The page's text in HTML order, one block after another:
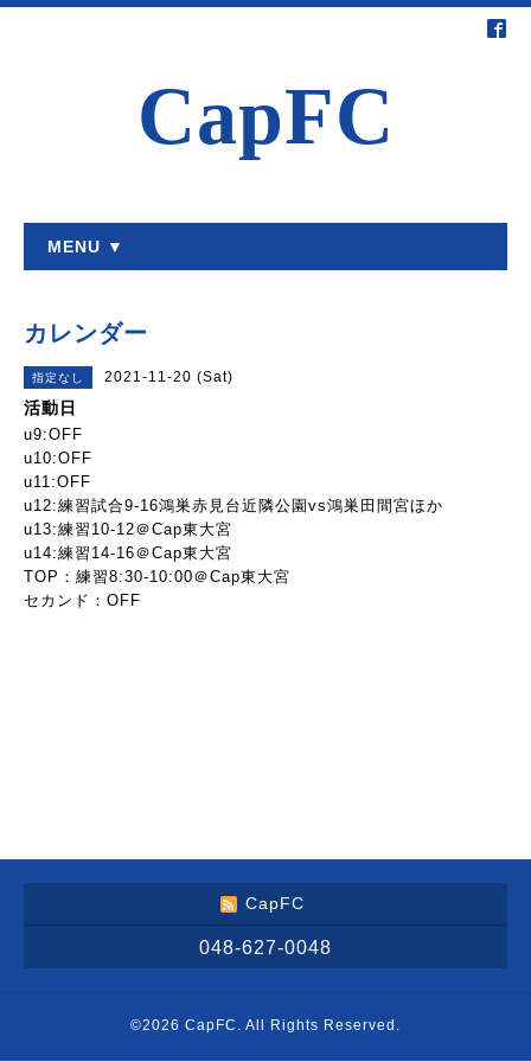
CapFC
MENU ▼
カレンダー
指定なし 2021-11-20 (Sat)
活動日
u9:OFF
u10:OFF
u11:OFF
u12:練習試合9-16鴻巣赤見台近隣公園vs鴻巣田間宮ほか
u13:練習10-12＠Cap東大宮
u14:練習14-16＠Cap東大宮
TOP：練習8:30-10:00＠Cap東大宮
セカンド：OFF
CapFC
048-627-0048
©2026 CapFC . All Rights Reserved.